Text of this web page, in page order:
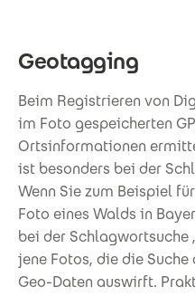
Geotagging
Beim Registrieren von
im Foto gespeicherten
Ortsinformationen
ist besonders bei der
Wenn Sie zum Beispiel
Foto eines Walds in
bei der Schlagwortsuche
jene Fotos, die die
Geo-Daten auswirft.